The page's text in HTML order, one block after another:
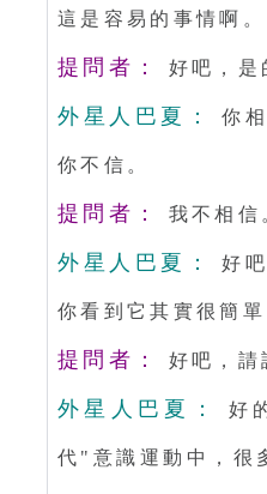
這是容易的事情啊。
提問者： 好吧，是
外星人巴夏： 你
你不信。
提問者： 我不相信
外星人巴夏： 好
你看到它其實很簡單
提問者： 好吧，請
外星人巴夏： 好
代"意識運動中，很